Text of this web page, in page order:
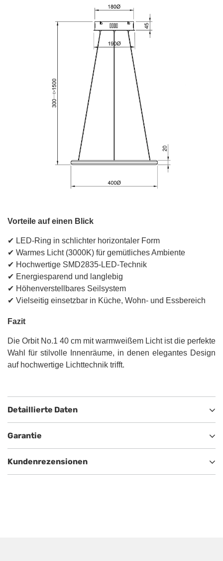
Vorteile auf einen Blick
✔ LED-Ring in schlichter horizontaler Form
✔ Warmes Licht (3000K) für gemütliches Ambiente
✔ Hochwertige SMD2835-LED-Technik
✔ Energiesparend und langlebig
✔ Höhenverstellbares Seilsystem
✔ Vielseitig einsetzbar in Küche, Wohn- und Essbereich
Fazit
Die Orbit No.1 40 cm mit warmweißem Licht ist die perfekte
Wahl für stilvolle Innenräume, in denen elegantes Design
auf hochwertige Lichttechnik trifft.
Detaillierte Daten
Garantie
Kundenrezensionen